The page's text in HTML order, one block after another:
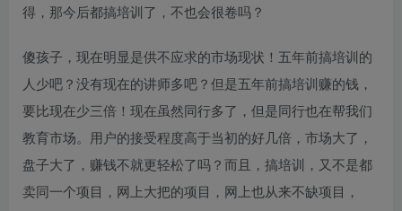
得，那今后都搞培训了，不也会很卷吗？
傻孩子，现在明显是供不应求的市场现状！五年前搞培训的
人少吧？没有现在的讲师多吧？但是五年前搞培训赚的钱，
要比现在少三倍！现在虽然同行多了，但是同行也在帮我们
教育市场。用户的接受程度高于当初的好几倍，市场大了，
盘子大了，赚钱不就更轻松了吗？而且，搞培训，又不是都
卖同一个项目，网上大把的项目，网上也从来不缺项目，